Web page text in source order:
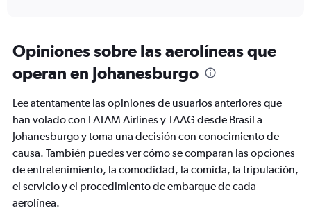
Range:
91
categories.
The
chart
1
Y
axis
displaying
Range:
0
Opiniones sobre las aerolíneas que
operan en Johanesburgo
Lee atentamente las opiniones de usuarios anteriores que
han volado con LATAM Airlines y TAAG desde Brasil a
Johanesburgo y toma una decisión con conocimiento de
causa. También puedes ver cómo se comparan las opciones
de entretenimiento, la comodidad, la comida, la tripulación,
el servicio y el procedimiento de embarque de cada
aerolínea.